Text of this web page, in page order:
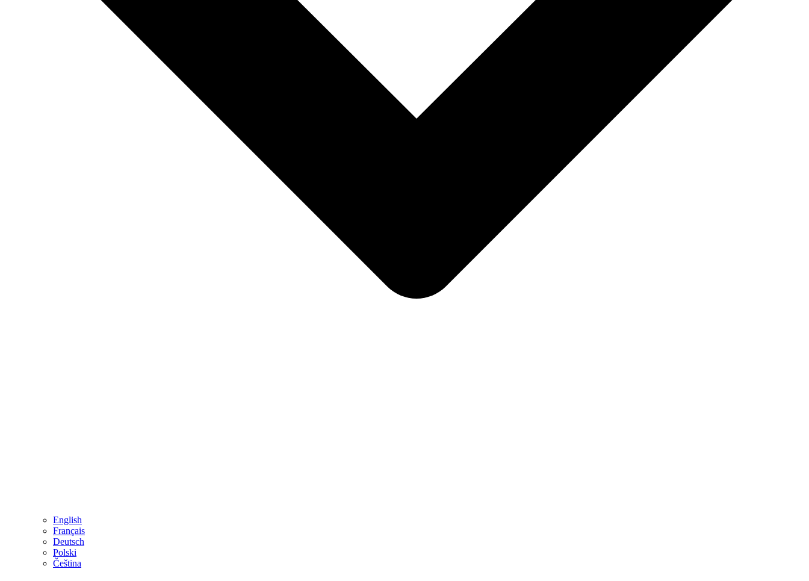
English
Français
Deutsch
Polski
Čeština